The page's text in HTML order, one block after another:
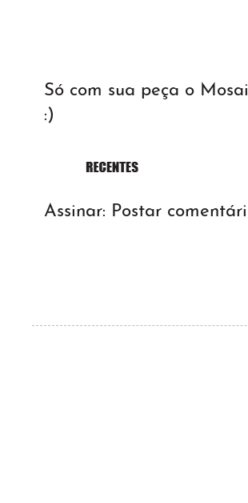
Só com sua peça o
:)
Assinar: Postar